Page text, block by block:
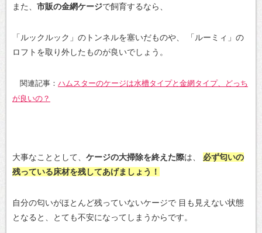
また、 市販の金網ケージで飼育するなら、
「ルックルック」のトンネルを塞いだものや、
「ルーミィ」の
ロフトを取り外したものが良いでしょう。
関連記事： ハムスターのケージは水槽タイプと金網タイプ、どっち
が良いの？
大事なこととして、 ケージの大掃除を終えた際は、
必ず匂いの
残っている床材を残してあげましょう！
自分の匂いがほとんど残っていないケージで 目も見えない状態
となると、とても不安になってしまうからです。